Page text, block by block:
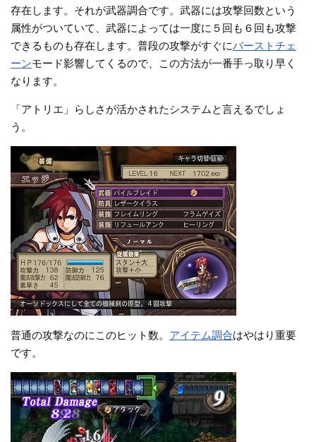
存在します。それが武器調合です。武器には攻撃回数という
属性がついていて、武器によっては一度に５回も６回も攻撃
できるものも存在します。普段の攻撃がすぐにバーストチェ
ーンモード影響してくるので、この方法が一番手っ取り早く
なります。
「アトリエ」らしさが活かされたシステムと言えるでしょ
う。
普通の攻撃なのにこのヒット数。 アイテム調合はやはり重要
です。